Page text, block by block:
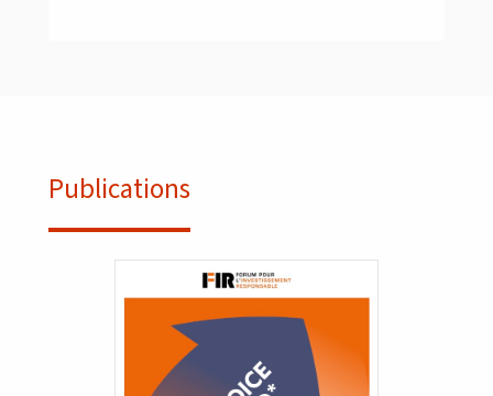
Publications